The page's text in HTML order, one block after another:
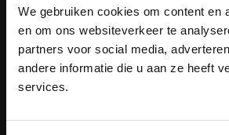
We gebruiken cookies om content en
en om ons websiteverkeer te
partners voor social media,
andere informatie die u aan ze heeft
services.
Email
TEACO VOF